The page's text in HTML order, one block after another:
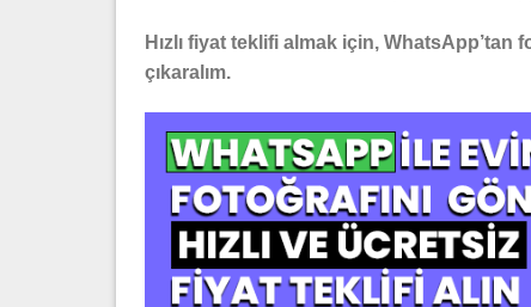
Hızlı fiyat teklifi almak için,
çıkaralım.